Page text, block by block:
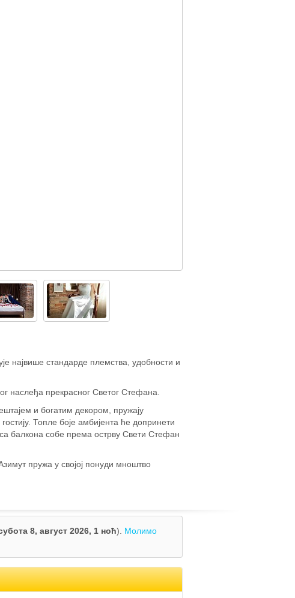
највише стандарде племства, удобности и
наслеђа прекрасног Светог Стефана.
и богатим декором, пружају
Топле боје амбијента ће допринети
балкона собе према острву Свети Стефан
пружа у својој понуди мноштво
8, август 2026, 1 ноћ). Молимо